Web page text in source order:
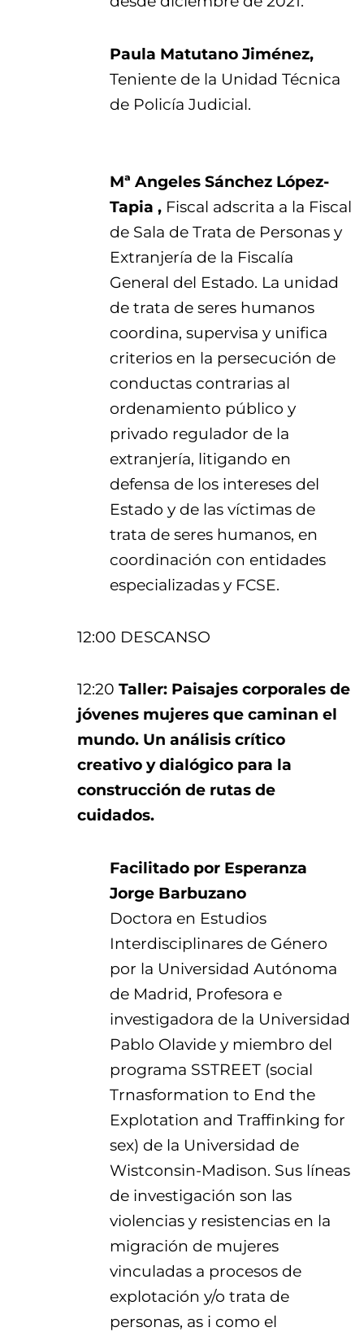
Paula Matutano Jiménez,
Teniente de la Unidad Técnica
de Policía Judicial.
Mª Angeles Sánchez López-
Tapia , Fiscal adscrita a la Fiscal
de Sala de Trata de Personas y
Extranjería de la Fiscalía
General del Estado. La unidad
de trata de seres humanos
coordina, supervisa y unifica
criterios en la persecución de
conductas contrarias al
ordenamiento público y
privado regulador de la
extranjería, litigando en
defensa de los intereses del
Estado y de las víctimas de
trata de seres humanos, en
coordinación con entidades
especializadas y FCSE.
12:00 DESCANSO
12:20 Taller: Paisajes corporales de
jóvenes mujeres que caminan el
mundo. Un análisis crítico
creativo y dialógico para la
construcción de rutas de
cuidados.
Facilitado por Esperanza
Jorge Barbuzano
Doctora en Estudios
Interdisciplinares de Género
por la Universidad Autónoma
de Madrid, Profesora e
investigadora de la Universidad
Pablo Olavide y miembro del
programa SSTREET (social
Trnasformation to End the
Explotation and Traffinking for
sex) de la Universidad de
Wistconsin-Madison. Sus líneas
de investigación son las
violencias y resistencias en la
migración de mujeres
vinculadas a procesos de
explotación y/o trata de
personas, as i como el